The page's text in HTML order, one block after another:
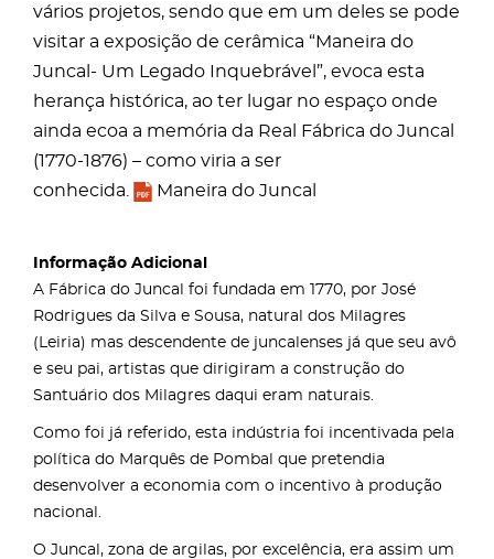
vários projetos, sendo que em um deles se pode
visitar a exposição de cerâmica “Maneira do
Juncal- Um Legado Inquebrável”, evoca esta
herança histórica, ao ter lugar no espaço onde
ainda ecoa a memória da Real Fábrica do Juncal
(1770-1876) – como viria a ser
conhecida.
Maneira do Juncal
Informação Adicional
A Fábrica do Juncal foi fundada em 1770, por José
Rodrigues da Silva e Sousa, natural dos Milagres
(Leiria) mas descendente de juncalenses já que seu avô
e seu pai, artistas que dirigiram a construção do
Santuário dos Milagres daqui eram naturais.
Como foi já referido, esta indústria foi incentivada pela
política do Marquês de Pombal que pretendia
desenvolver a economia com o incentivo à produção
nacional.
O Juncal, zona de argilas, por excelência, era assim um